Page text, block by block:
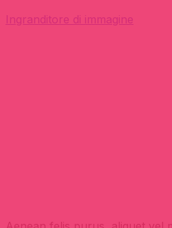
Ingranditore di immagine